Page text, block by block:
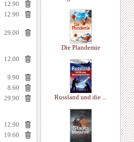
12.90
12.90
29.00
12.00
9.90
8.60
29.90
12.90
19.60
Die Plandemie
Russland und die ...